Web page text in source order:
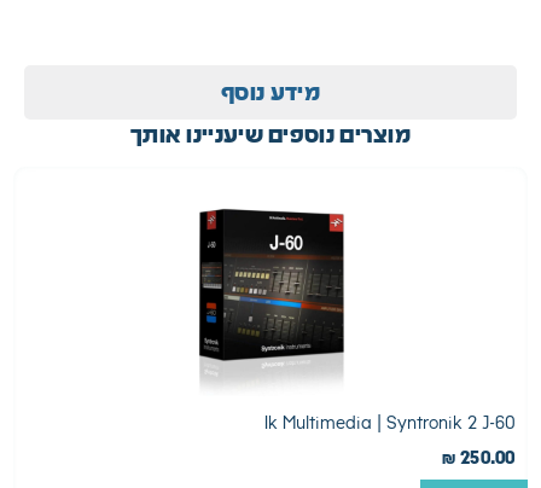
מידע נוסף
מוצרים נוספים שיעניינו אותך
Ik Multimedia | Syntronik 2 J-60
₪ 250.00